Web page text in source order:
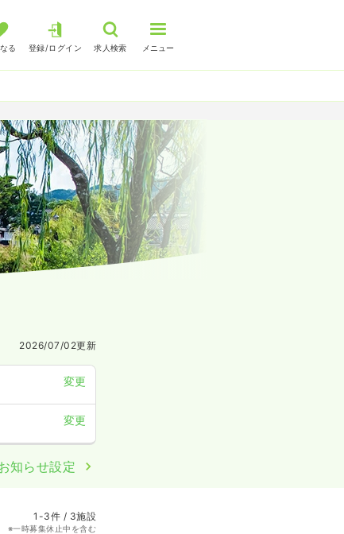
る 登録/ログイン 求人検索 メニュー
2026/07/02更新
変更
変更
知らせ設定
1-3件 / 3施設
※一時募集休止中を含む